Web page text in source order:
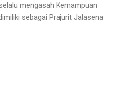
mengasah Kemampuan
sebagai Prajurit Jalasena